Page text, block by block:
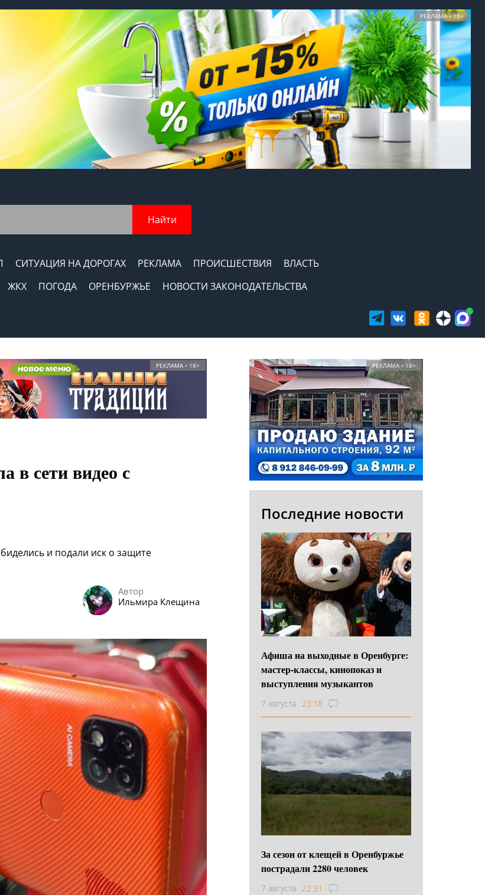
РЕКЛАМА • 18+
Найти
СИТУАЦИЯ НА ДОРОГАХ РЕКЛАМА ПРОИСШЕСТВИЯ
ВЛАСТЬ
ЖКХ ПОГОДА ОРЕНБУРЖЬЕ
НОВОСТИ ЗАКОНОДАТЕЛЬСТВА
РЕКЛАМА • 18+
в сети видео с
и подали иск о защите
Автор
Ильмира Клещина
РЕКЛАМА • 18+
Последние новости
Афиша на выходные в Оренбурге:
мастер-классы, кинопоказ и
выступления музыкантов
7 августа 23:18
За сезон от клещей в Оренбуржье
пострадали 2280 человек
7 августа 22:31